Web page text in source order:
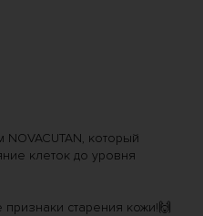
NOVACUTAN, который
клеток до уровня
старения кожи!🙌